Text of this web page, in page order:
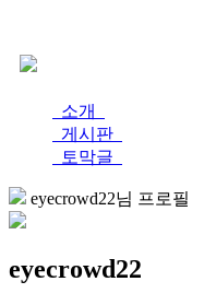
소개
게시판
토막글
eyecrowd22님 프로필
eyecrowd22